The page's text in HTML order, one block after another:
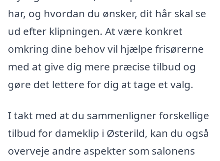
har, og hvordan du ønsker, dit hår skal se
ud efter klipningen. At være konkret
omkring dine behov vil hjælpe frisørerne
med at give dig mere præcise tilbud og
gøre det lettere for dig at tage et valg.
I takt med at du sammenligner forskellige
tilbud for dameklip i Østerild, kan du også
overveje andre aspekter som salonens